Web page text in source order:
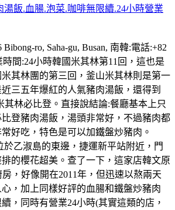
飯.血腸.泡菜.咖啡無限續.24小時營業
ro, Saha-gu, Busan, 南韓:電話:+82
時間:24小時韓國米其林第11回，這也是
其林團的第三回，釜山米其林則是第一
三五年爆紅的人氣豬肉湯飯，還得到
其林必比登。直接說結論:餐廳基本上只
登豬肉湯飯，湯頭非常好，不過豬肉都
好吃，特色是可以加鐵盤炒豬肉。
於乙淑島的東邊，捷運新平站附近，門
的櫻花超美。查了一下，這家店韓文原
，好像開在2011年，但迅速以熬兩天
，加上同樣好評的血腸和鐵盤炒豬肉
，同時有營業24小時(其實這類的店，